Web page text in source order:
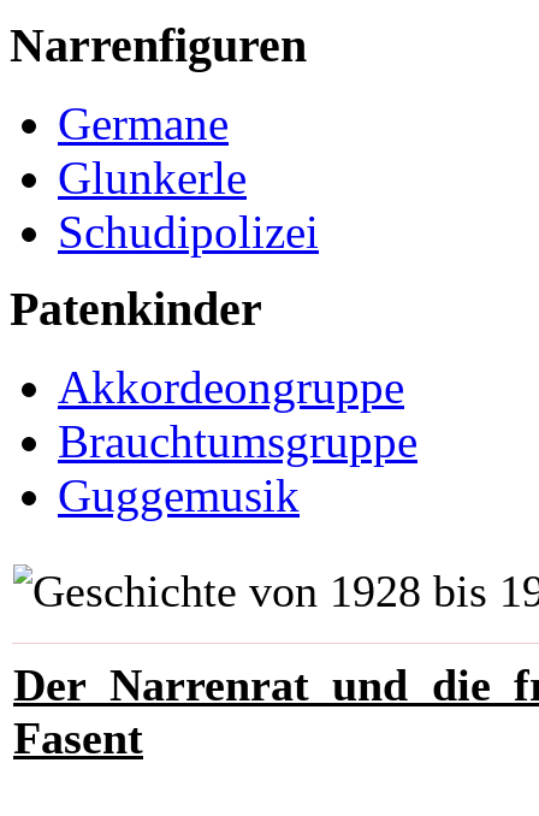
Narrenfiguren
Germane
Glunkerle
Schudipolizei
Patenkinder
Akkordeongruppe
Brauchtumsgruppe
Guggemusik
Der Narrenrat und die
Fasent